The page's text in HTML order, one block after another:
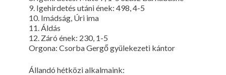
9. Igehirdetés utáni ének: 498, 4-5
10. Imádság, Úri ima
11. Áldás
12. Záró ének: 230, 1-5
Orgona: Csorba Gergő gyülekezeti kántor
Állandó hétközi alkalmaink: